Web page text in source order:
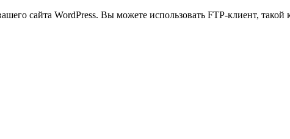
сайта WordPress. Вы можете использовать FTP-клиент,